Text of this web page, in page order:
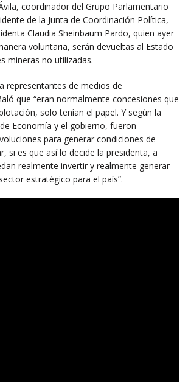
coordinador del Grupo Parlamentario
de la Junta de Coordinación Política,
Claudia Sheinbaum Pardo, quien ayer
voluntaria, serán devueltas al Estado
mineras no utilizadas.
representantes de medios de
que “eran normalmente concesiones que
solo tenían el papel. Y según la
Economía y el gobierno, fueron
para generar condiciones de
si es que así lo decide la presidenta, a
realmente invertir y realmente generar
estratégico para el país”.